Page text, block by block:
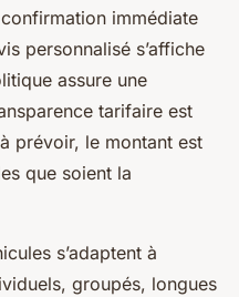
immédiate
personnalisé s’affiche
assure une
tarifaire est
prévoir, le montant est
que soient la
s’adaptent à
groupés, longues